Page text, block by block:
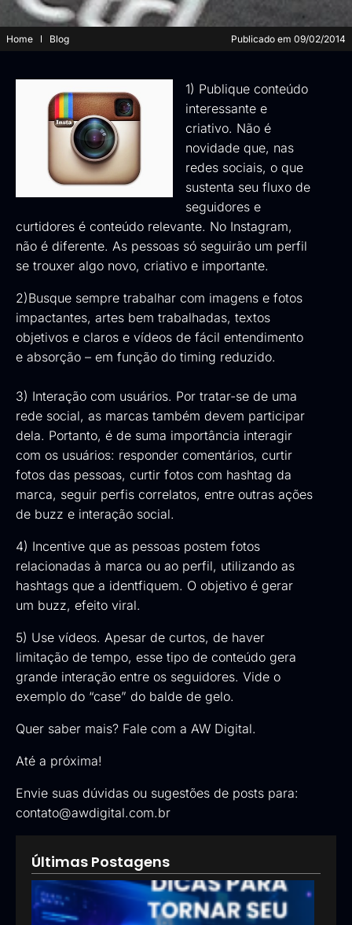
Home Blog Publicado em 09/02/2014
1) Publique conteúdo
interessante e
criativo. Não é
novidade que, nas
redes sociais, o que
sustenta seu fluxo de
seguidores e
curtidores é conteúdo relevante. No Instagram,
não é diferente. As pessoas só seguirão um perfil
se trouxer algo novo, criativo e importante.
2)Busque sempre trabalhar com imagens e fotos
impactantes, artes bem trabalhadas, textos
objetivos e claros e vídeos de fácil entendimento
e absorção – em função do timing reduzido.
3) Interação com usuários. Por tratar-se de uma
rede social, as marcas também devem participar
dela. Portanto, é de suma importância interagir
com os usuários: responder comentários, curtir
fotos das pessoas, curtir fotos com hashtag da
marca, seguir perfis correlatos, entre outras ações
de buzz e interação social.
4) Incentive que as pessoas postem fotos
relacionadas à marca ou ao perfil, utilizando as
hashtags que a identfiquem. O objetivo é gerar
um buzz, efeito viral.
5) Use vídeos. Apesar de curtos, de haver
limitação de tempo, esse tipo de conteúdo gera
grande interação entre os seguidores. Vide o
exemplo do “case” do balde de gelo.
Quer saber mais? Fale com a AW Digital.
Até a próxima!
Envie suas dúvidas ou sugestões de posts para:
contato@awdigital.com.br
Últimas Postagens